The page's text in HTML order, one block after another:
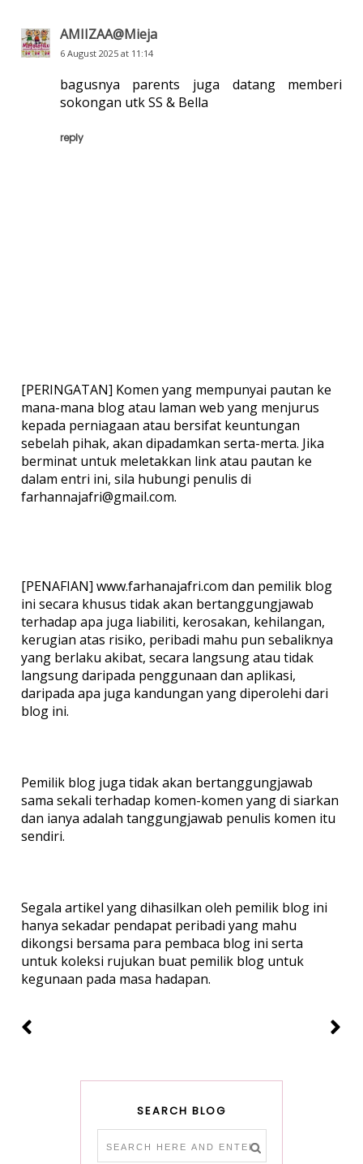
AMIIZAA@Mieja
6 August 2025 at 11:14
bagusnya parents juga datang memberi
sokongan utk SS & Bella
reply
[PERINGATAN] Komen yang mempunyai pautan ke
mana-mana blog atau laman web yang menjurus
kepada perniagaan atau bersifat keuntungan
sebelah pihak, akan dipadamkan serta-merta. Jika
berminat untuk meletakkan link atau pautan ke
dalam entri ini, sila hubungi penulis di
farhannajafri@gmail.com.
[PENAFIAN] www.farhanajafri.com dan pemilik blog
ini secara khusus tidak akan bertanggungjawab
terhadap apa juga liabiliti, kerosakan, kehilangan,
kerugian atas risiko, peribadi mahu pun sebaliknya
yang berlaku akibat, secara langsung atau tidak
langsung daripada penggunaan dan aplikasi,
daripada apa juga kandungan yang diperolehi dari
blog ini.
Pemilik blog juga tidak akan bertanggungjawab
sama sekali terhadap komen-komen yang di siarkan
dan ianya adalah tanggungjawab penulis komen itu
sendiri.
Segala artikel yang dihasilkan oleh pemilik blog ini
hanya sekadar pendapat peribadi yang mahu
dikongsi bersama para pembaca blog ini serta
untuk koleksi rujukan buat pemilik blog untuk
kegunaan pada masa hadapan.
SEARCH BLOG